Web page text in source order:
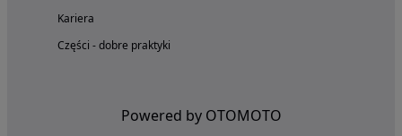
Kariera
Części - dobre praktyki
Powered by OTOMOTO